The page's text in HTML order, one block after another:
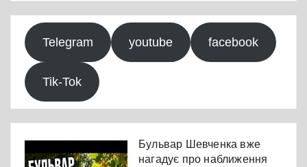
Telegram youtube facebook
Tik-Tok
Бульвар Шевченка вже
нагадує про наближення